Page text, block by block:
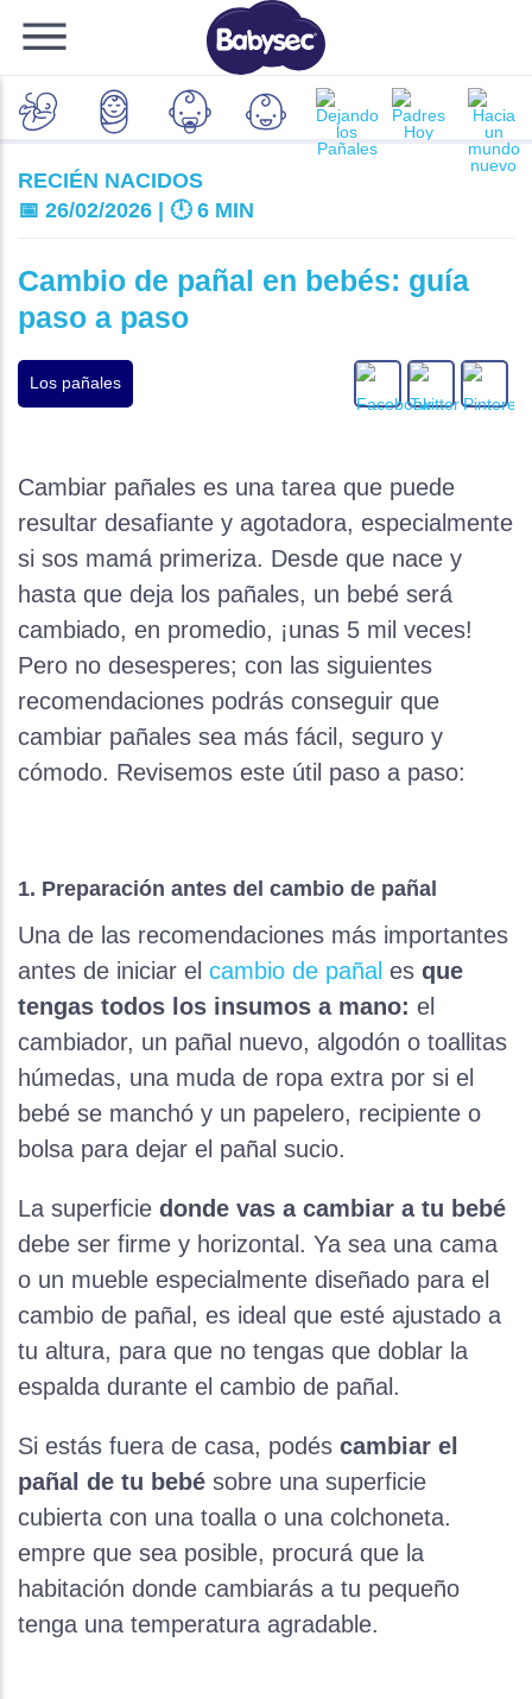
RECIÉN NACIDOS
📅 26/02/2026 | 🕛 6 MIN
Cambio de pañal en bebés: guía
paso a paso
Los pañales
Cambiar pañales es una tarea que puede
resultar desafiante y agotadora, especialmente
si sos mamá primeriza. Desde que nace y
hasta que deja los pañales, un bebé será
cambiado, en promedio, ¡unas 5 mil veces!
Pero no desesperes; con las siguientes
recomendaciones podrás conseguir que
cambiar pañales sea más fácil, seguro y
cómodo. Revisemos este útil paso a paso:
1. Preparación antes del cambio de pañal
Una de las recomendaciones más importantes
antes de iniciar el cambio de pañal es que
tengas todos los insumos a mano: el
cambiador, un pañal nuevo, algodón o toallitas
húmedas, una muda de ropa extra por si el
bebé se manchó y un papelero, recipiente o
bolsa para dejar el pañal sucio.
La superficie donde vas a cambiar a tu bebé
debe ser firme y horizontal. Ya sea una cama
o un mueble especialmente diseñado para el
cambio de pañal, es ideal que esté ajustado a
tu altura, para que no tengas que doblar la
espalda durante el cambio de pañal.
Si estás fuera de casa, podés cambiar el
pañal de tu bebé sobre una superficie
cubierta con una toalla o una colchoneta.
empre que sea posible, procurá que la
habitación donde cambiarás a tu pequeño
tenga una temperatura agradable.